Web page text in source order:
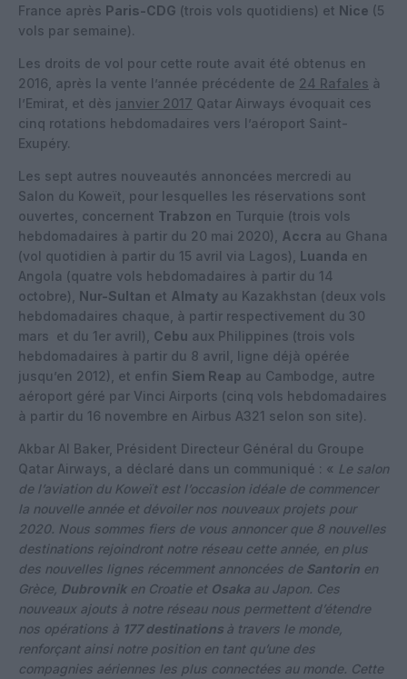
France après Paris-CDG (trois vols quotidiens) et Nice (5
vols par semaine).
Les droits de vol pour cette route avait été obtenus en
2016, après la vente l’année précédente de 24 Rafales à
l’Emirat, et dès janvier 2017 Qatar Airways évoquait ces
cinq rotations hebdomadaires vers l’aéroport Saint-
Exupéry.
Les sept autres nouveautés annoncées mercredi au
Salon du Koweït, pour lesquelles les réservations sont
ouvertes, concernent Trabzon en Turquie (trois vols
hebdomadaires à partir du 20 mai 2020),
Accra au Ghana
(vol quotidien à partir du 15 avril via Lagos), Luanda en
Angola (quatre vols hebdomadaires à partir du 14
octobre), Nur-Sultan et Almaty au Kazakhstan (deux vols
hebdomadaires chaque, à partir respectivement du 30
mars et du 1er avril), Cebu aux Philippines (trois vols
hebdomadaires à partir du 8 avril, ligne déjà opérée
jusqu’en 2012), et enfin Siem Reap au Cambodge, autre
aéroport géré par Vinci Airports (cinq vols hebdomadaires
à partir du 16 novembre en Airbus A321 selon son site).
Akbar Al Baker, Président Directeur Général du Groupe
Qatar Airways, a déclaré dans un communiqué : « Le salon
de l’aviation du Koweït est l’occasion idéale de commencer
la nouvelle année et dévoiler nos nouveaux projets pour
2020. Nous sommes fiers de vous annoncer que 8 nouvelles
destinations rejoindront notre réseau cette année, en plus
des nouvelles lignes récemment annoncées de Santorin en
Grèce, Dubrovnik en Croatie et Osaka au Japon. Ces
nouveaux ajouts à notre réseau nous permettent d’étendre
nos opérations à 177 destinations à travers le monde,
renforçant ainsi notre position en tant qu’une des
compagnies aériennes les plus connectées au monde. Cette